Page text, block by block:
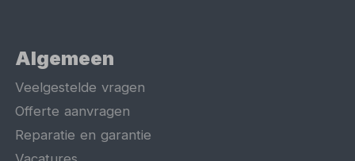
Algemeen
Veelgestelde vragen
Offerte aanvragen
Reparatie en garantie